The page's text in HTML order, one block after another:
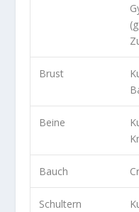
Brust
Beine
Bauch
Schultern